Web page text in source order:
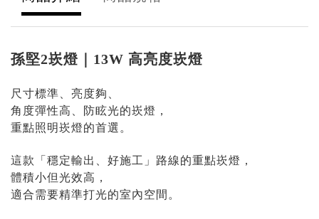
孫堅2崁燈｜13W 高亮度崁燈
尺寸標準、亮度夠、
角度彈性高、防眩光的崁燈，
重點照明崁燈的首選。
這款「穩定輸出、好施工」路線的重點崁燈，
體積小但光效高，
適合需要精準打光的室內空間。